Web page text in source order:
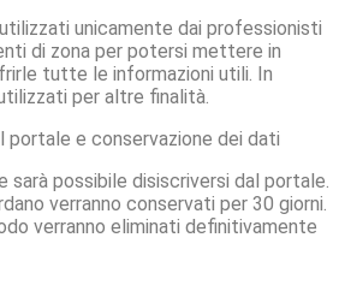
unicamente dai professionisti
di zona per potersi mettere in
tutte le informazioni utili. In
per altre finalità.
portale e conservazione dei dati
sarà possibile disiscriversi dal portale.
verranno conservati per 30 giorni.
verranno eliminati definitivamente